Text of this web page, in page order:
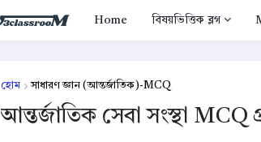
Home বিষয়ভিত্তিক ব্লগ
হোম সাধারণ জ্ঞান (আন্তর্জাতিক)-MCQ
আন্তর্জাতিক সেবা সংস্থা MCQ